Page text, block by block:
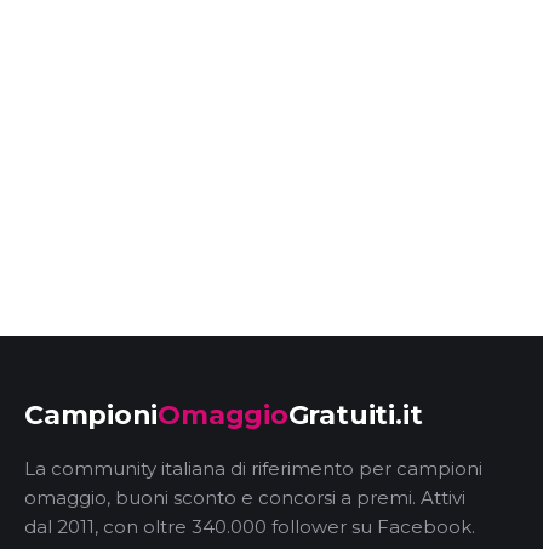
CampioniOmaggioGratuiti.it
La community italiana di riferimento per campioni
omaggio, buoni sconto e concorsi a premi. Attivi
dal 2011, con oltre 340.000 follower su Facebook.